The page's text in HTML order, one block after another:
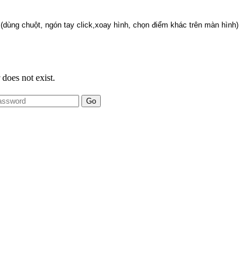
(dùng chuột, ngón tay click,xoay hình, chọn điểm khác trên màn hình)